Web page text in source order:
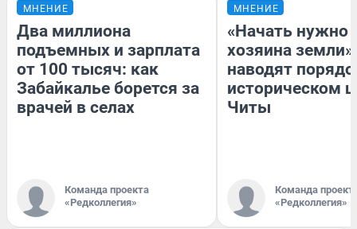
МНЕНИЕ
Два миллиона
подъемных и зарплата
от 100 тысяч: как
Забайкалье борется за
врачей в селах
Команда проекта
«Редколлегия»
МНЕНИЕ
«Начать нужно
хозяина
наводят
историческом
Читы
Команда
«Редколлегия»